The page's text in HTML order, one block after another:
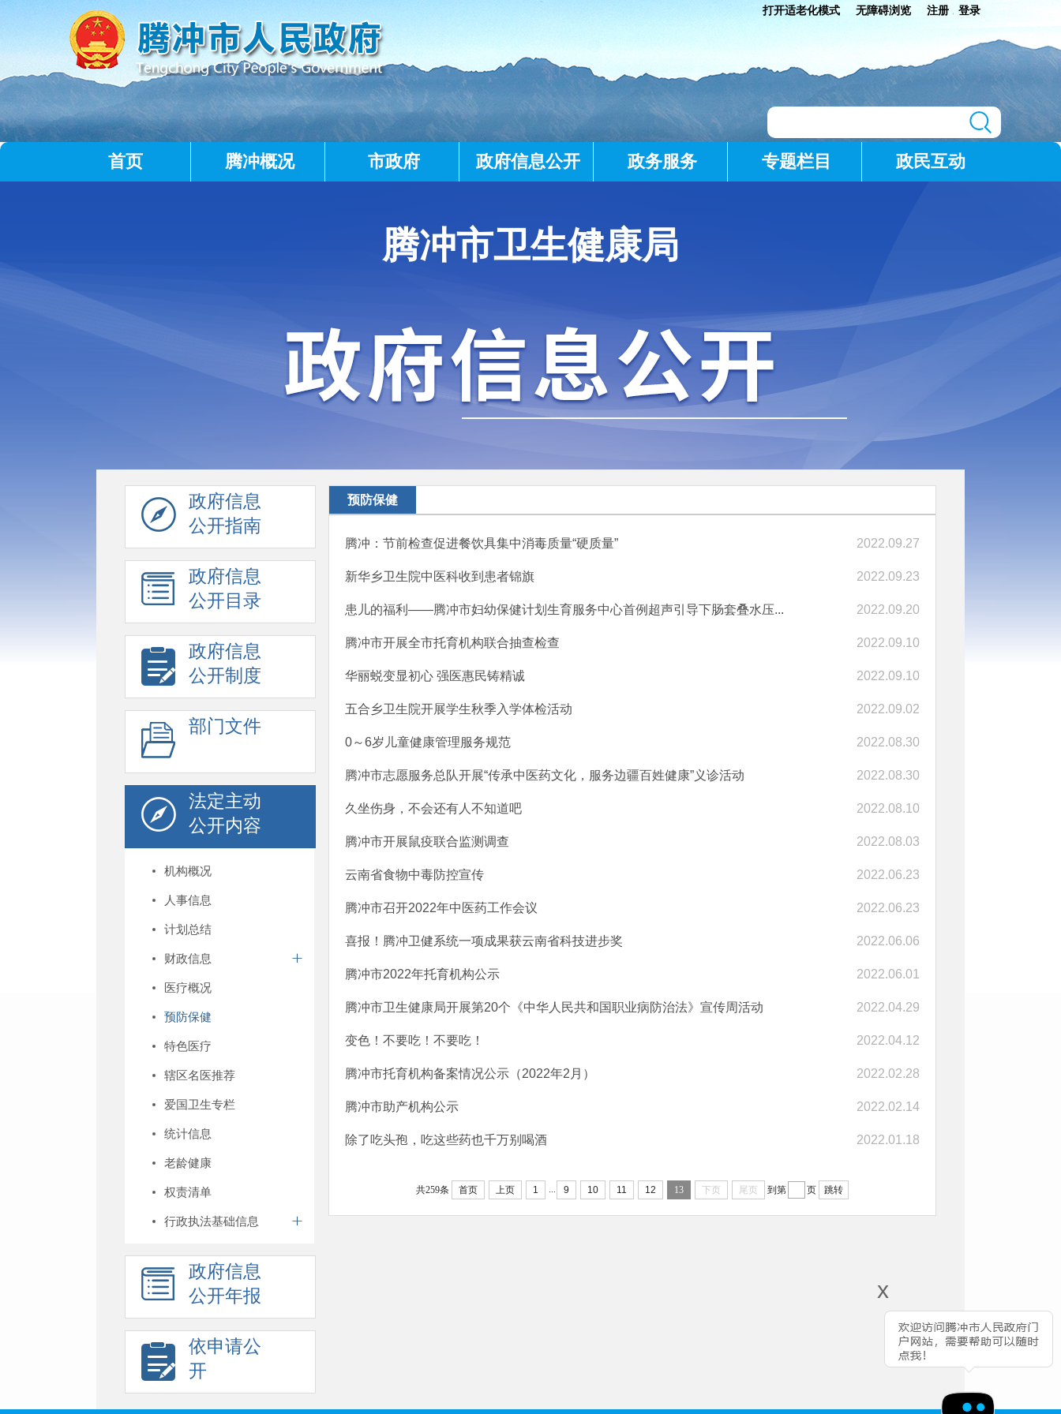
打开适老化模式 无障碍浏览 注册 登录
x
首页 腾冲概况 市政府 政府信息公开 政务服务 专题栏目 政民互动
腾冲市卫生健康局
政府信息
公开指南
政府信息
公开目录
政府信息
公开制度
部门文件
法定主动
公开内容
机构概况
人事信息
计划总结
财政信息
医疗概况
预防保健
特色医疗
辖区名医推荐
爱国卫生专栏
统计信息
老龄健康
权责清单
行政执法基础信息
政府信息
公开年报
依申请公
开
预防保健
腾冲：节前检查促进餐饮具集中消毒质量“硬质量” 2022.09.27
新华乡卫生院中医科收到患者锦旗 2022.09.23
患儿的福利——腾冲市妇幼保健计划生育服务中心首例超声引导下肠套叠水压... 2022.09.20
腾冲市开展全市托育机构联合抽查检查 2022.09.10
华丽蜕变显初心 强医惠民铸精诚 2022.09.10
五合乡卫生院开展学生秋季入学体检活动 2022.09.02
0～6岁儿童健康管理服务规范 2022.08.30
腾冲市志愿服务总队开展“传承中医药文化，服务边疆百姓健康”义诊活动 2022.08.30
久坐伤身，不会还有人不知道吧 2022.08.10
腾冲市开展鼠疫联合监测调查 2022.08.03
云南省食物中毒防控宣传 2022.06.23
腾冲市召开2022年中医药工作会议 2022.06.23
喜报！腾冲卫健系统一项成果获云南省科技进步奖 2022.06.06
腾冲市2022年托育机构公示 2022.06.01
腾冲市卫生健康局开展第20个《中华人民共和国职业病防治法》宣传周活动 2022.04.29
变色！不要吃！不要吃！ 2022.04.12
腾冲市托育机构备案情况公示（2022年2月） 2022.02.28
腾冲市助产机构公示 2022.02.14
除了吃头孢，吃这些药也千万别喝酒 2022.01.18
共259条 首页 上页 1 9 10 11 12 13 下页 尾页 到第 页 跳转